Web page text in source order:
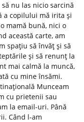
nu las nicio sarcină
a copilului mă irita și
mamă bună, nici o
această carte, am
spațiu să învăț și să
și să renunț la
mai calmă la muncă,
cu mine însămi.
Munceam
cu prietenii sau
la email-uri. Până
Când l-am